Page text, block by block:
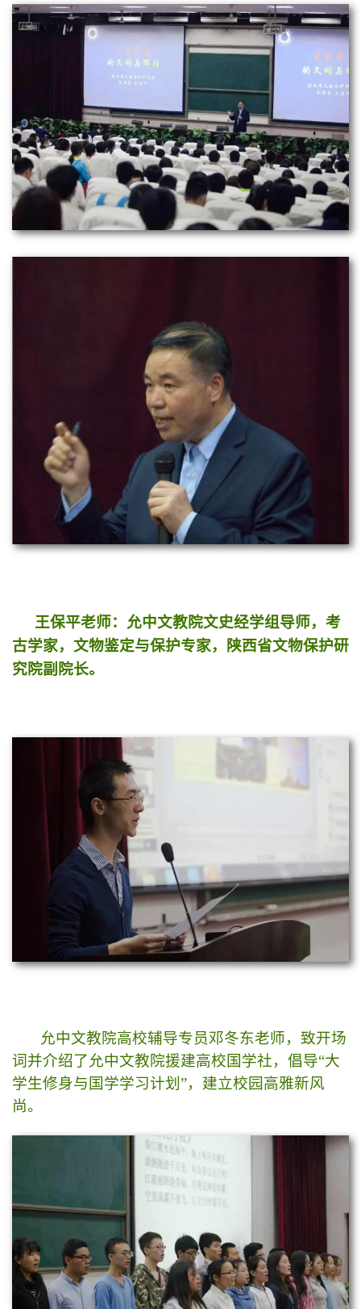
王保平老师：允中文教院文史经学组导师，考
古学家，文物鉴定与保护专家，陕西省文物保护研
究院副院长。
允中文教院高校辅导专员邓冬东老师，致开场
词并介绍了允中文教院援建高校国学社，倡导“大
学生修身与国学学习计划”，建立校园高雅新风
尚。